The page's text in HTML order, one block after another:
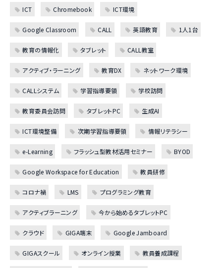
ICT Chromebook ICT環境
Google Classroom CALL 英語教育 1人1台
教育の情報化 タブレット CALL教室
アクティブ・ラーニング 教育DX ネットワーク環境
CALLシステム 学習指導要領 学校訪問
教育委員会訪問 タブレットPC 生成AI
ICT環境整備 次期学習指導要領 情報リテラシー
e-Learning フラッシュ型教材活用セミナー BYOD
Google Workspace for Education 教員研修
コロナ禍 LMS プログラミング教育
アクティブラーニング 今から始めるタブレットPC
クラウド GIGA端末 Google Jamboard
GIGAスクール オンライン授業 教員養成課程